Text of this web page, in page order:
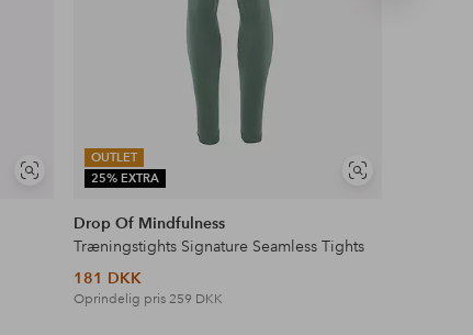
Se
OUTLET
25% EXTRA
Se
Drop Of Mindfulness
Træningstights Signature Seamless Tights
181 DKK
Oprindelig pris259 DKK